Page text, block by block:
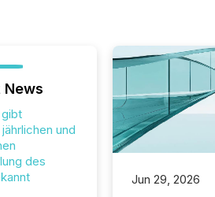
News
und
des
Jun 29, 2026